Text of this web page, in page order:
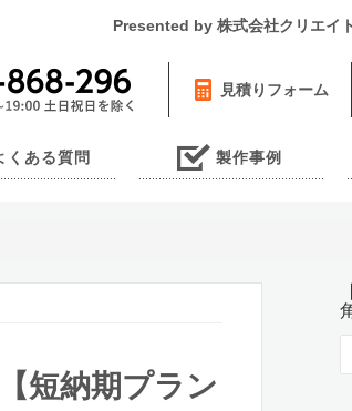
Presented by 株式会社クリエイト
見積りフォーム
くある質問 製作事例
短納期プラン